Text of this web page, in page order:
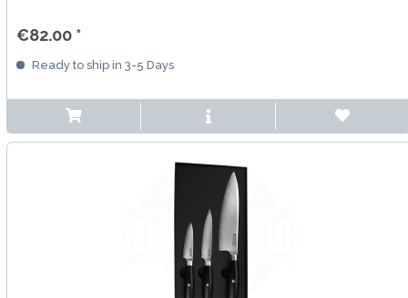
€82.00 *
Ready to ship in 3-5 Days